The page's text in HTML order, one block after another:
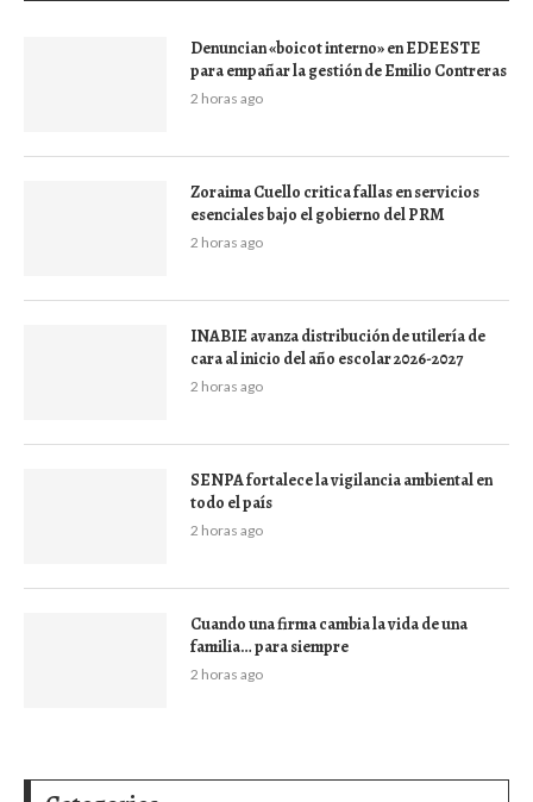
Denuncian «boicot interno» en EDEESTE
para empañar la gestión de Emilio Contreras
2 horas ago
Zoraima Cuello critica fallas en servicios
esenciales bajo el gobierno del PRM
2 horas ago
INABIE avanza distribución de utilería de
cara al inicio del año escolar 2026-2027
2 horas ago
SENPA fortalece la vigilancia ambiental en
todo el país
2 horas ago
Cuando una firma cambia la vida de una
familia… para siempre
2 horas ago